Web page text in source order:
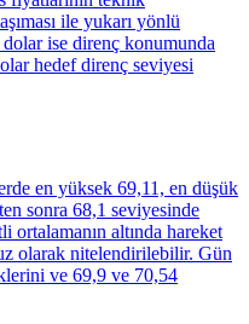
ile yukarı yönlü
ise direnç konumunda
hedef direnç seviyesi
en yüksek 69,11, en düşük
sonra 68,1 seviyesinde
ortalamanın altında hareket
olarak nitelendirilebilir. Gün
ve 69,9 ve 70,54